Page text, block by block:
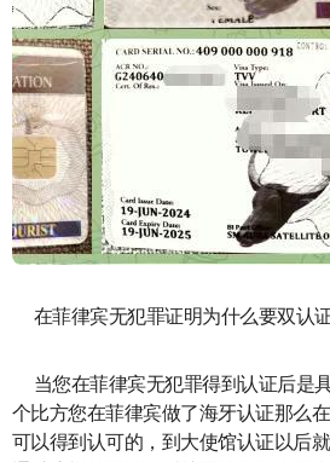
在菲律宾无犯罪证明为什么要双认
当您在菲律宾无犯罪得到认证后是
个比方您在菲律宾做了海牙认证那么
可以得到认可的，到大使馆认证以后